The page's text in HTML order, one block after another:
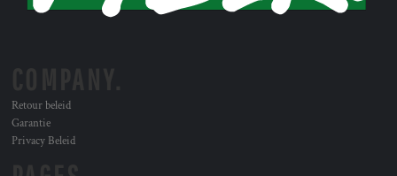
Retour beleid
Garantie
Privacy Beleid